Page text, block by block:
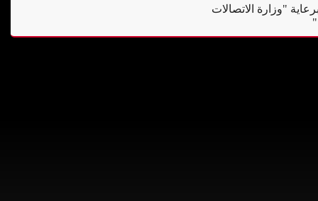
"وزارة الاتصالات